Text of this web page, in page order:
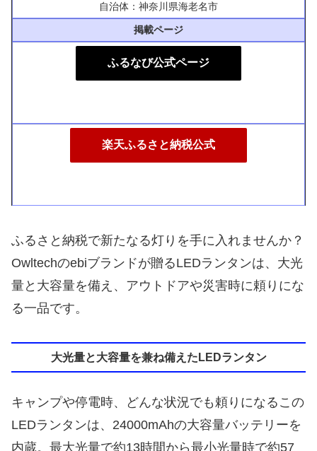
自治体：神奈川県海老名市
掲載ページ
ふるなび公式ページ
楽天ふるさと納税公式
ふるさと納税で新たなる灯りを手に入れませんか？
Owltechのebiブランドが贈るLEDランタンは、大光
量と大容量を備え、アウトドアや災害時に頼りにな
る一品です。
大光量と大容量を兼ね備えたLEDランタン
キャンプや停電時、どんな状況でも頼りになるこの
LEDランタンは、24000mAhの大容量バッテリーを
内蔵。最大光量で約13時間から最小光量時で約57